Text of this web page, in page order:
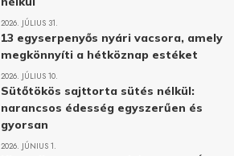
2026. JÚLIUS 31.
13 egyserpenyős nyári vacsora, amely
megkönnyíti a hétköznap estéket
2026. JÚLIUS 10.
Sütőtökös sajttorta sütés nélkül:
narancsos édesség egyszerűen és
gyorsan
2026. JÚNIUS 1.